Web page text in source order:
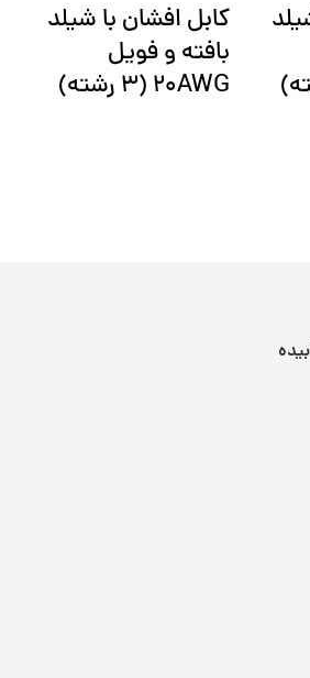
کابل افشان با شیلد
بافته و فویل
20AWG (3 رشته)